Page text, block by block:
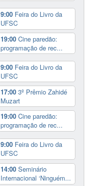
9:00 Feira do Livro da
UFSC
19:00Cine paredão:
programação de rec...
9:00 Feira do Livro da
UFSC
17:003º Prêmio Zahidé
Muzart
19:00Cine paredão:
programação de rec...
9:00 Feira do Livro da
UFSC
14:00Seminário
Internacional ‘Ninguém...